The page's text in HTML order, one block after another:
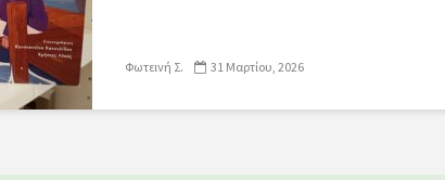
Φωτεινή Σ. 31 Μαρτίου, 2026